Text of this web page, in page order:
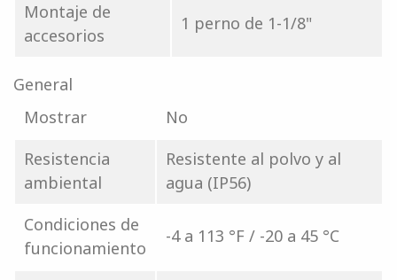
Montaje de
accesorios
1 perno de 1-1/8"
General
Mostrar
No
Resistencia
ambiental
Resistente al polvo y al
agua (IP56)
Condiciones de
funcionamiento
-4 a 113 °F / -20 a 45 °C